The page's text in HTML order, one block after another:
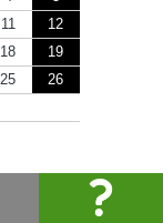
11
12
18
19
25
26
Reserved.